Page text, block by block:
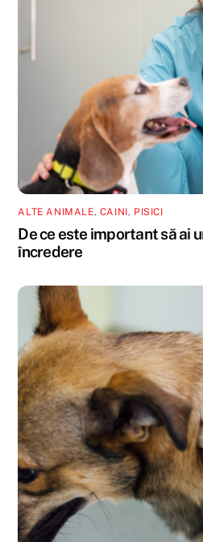
ALTE ANIMALE, CAINI, PISICI
De ce este important să ai
încredere